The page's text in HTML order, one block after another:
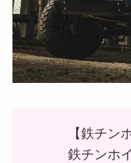
【鉄チン
鉄チンホ